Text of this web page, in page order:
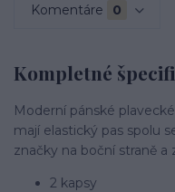
Komentáre 0
Kompletné
Moderní pánské
mají elastický pas spolu
značky na boční straně a
2 kapsy